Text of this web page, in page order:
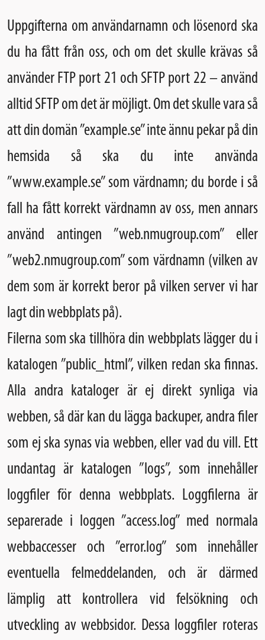
Uppgifterna om användarnamn och lösenord ska
du ha fått från oss, och om det skulle krävas så
använder FTP port 21 och SFTP port 22 – använd
alltid SFTP om det är möjligt. Om det skulle vara så
att din domän ”example.se” inte ännu pekar på din
hemsida så ska du inte använda
”www.example.se” som värdnamn; du borde i så
fall ha fått korrekt värdnamn av oss, men annars
använd antingen ”web.nmugroup.com” eller
”web2.nmugroup.com” som värdnamn (vilken av
dem som är korrekt beror på vilken server vi har
lagt din webbplats på).
Filerna som ska tillhöra din webbplats lägger du i
katalogen ”public_html”, vilken redan ska finnas.
Alla andra kataloger är ej direkt synliga via
webben, så där kan du lägga backuper, andra filer
som ej ska synas via webben, eller vad du vill. Ett
undantag är katalogen ”logs”, som innehåller
loggfiler för denna webbplats. Loggfilerna är
separerade i loggen ”access.log” med normala
webbaccesser och ”error.log” som innehåller
eventuella felmeddelanden, och är därmed
lämplig att kontrollera vid felsökning och
utveckling av webbsidor. Dessa loggfiler roteras